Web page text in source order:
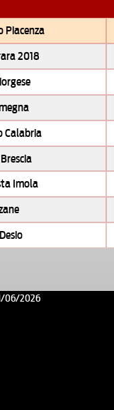
Piacenza
2018
Calabria
Imola
06/2026